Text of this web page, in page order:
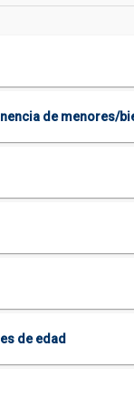
de menores/
de edad